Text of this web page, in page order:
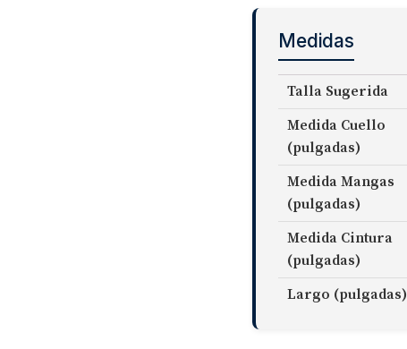
cantidad
Medidas
Talla Sugerida
Medida Cuello
(pulgadas)
Medida Mangas
(pulgadas)
Medida Cintura
(pulgadas)
Largo (pulgadas)